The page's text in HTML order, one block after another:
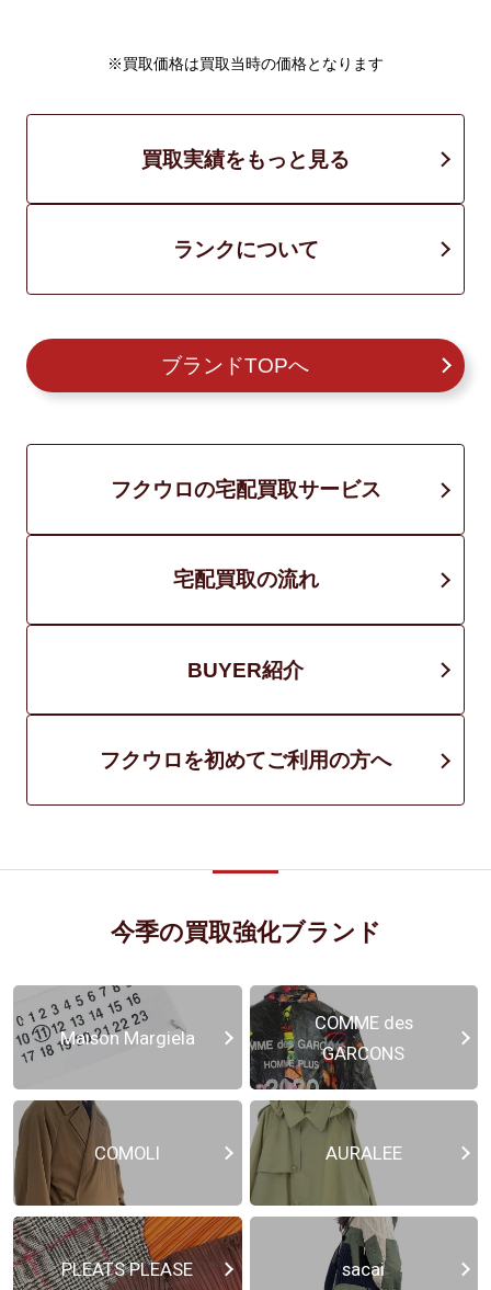
※買取価格は買取当時の価格となります
買取実績をもっと見る
ランクについて
ブランドTOPへ
フクウロの宅配買取サービス
宅配買取の流れ
BUYER紹介
フクウロを初めてご利用の方へ
今季の買取強化ブランド
Maison Margiela
COMME des
GARCONS
COMOLI AURALEE
PLEATS PLEASE sacai